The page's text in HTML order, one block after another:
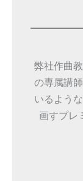
弊社作曲
の専属講
いるよう
画すプレ